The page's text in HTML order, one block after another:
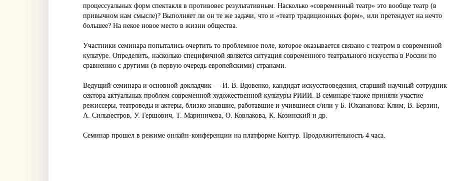
процессуальных форм спектакля в противовес результативным. Насколько «современный театр» это вообще театр (в
привычном нам смысле)? Выполняет ли он те же задачи, что и «театр традиционных форм», или претендует на нечто
большее? На некое новое место в жизни общества.
Участники семинара попытались очертить то проблемное поле, которое оказывается связано с театром в современной
культуре. Определить, насколько специфичной является ситуация современного театрального искусства в России по
сравнению с другими (в первую очередь европейскими) странами.
Ведущий семинара и основной докладчик — И. В. Вдовенко, кандидат искусствоведения, старший научный сотрудник
сектора актуальных проблем современной художественной культуры РИИИ. В семинаре также приняли участие
режиссеры, театроведы и актеры, близко знавшие, работавшие и учившиеся с/или у Б. Юхананова: Клим, В. Берзин,
А. Сильвестров, У. Гершович, Т. Мариничева, О. Ковлакова, К. Козинский и др.
Семинар прошел в режиме онлайн-конференции на платформе Контур. Продолжительность 4 часа.